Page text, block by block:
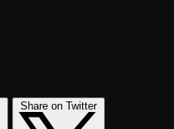
Share on Twitter